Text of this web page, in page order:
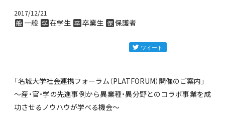
2017/12/21
般 一般 学 在学生 卒 卒業生 保 保護者
「名城大学社会連携フォーラム（PLATFORUM）開催のご案内」
～産・官・学の先進事例から異業種・異分野とのコラボ事業を成
功させるノウハウが学べる機会～